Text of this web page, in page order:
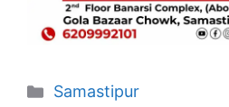
Categories
Samastipur